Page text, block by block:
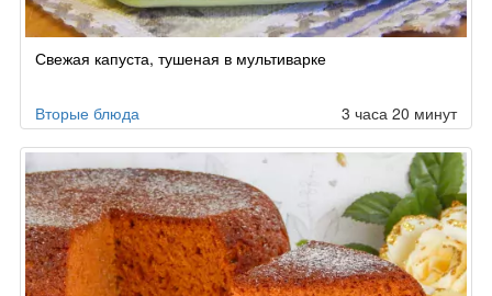
Свежая капуста, тушеная в мультиварке
Вторые блюда 3 часа 20 минут